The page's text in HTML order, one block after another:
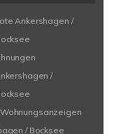
Ankershagen /
/
Wohnungsanzeigen
/ Bocksee